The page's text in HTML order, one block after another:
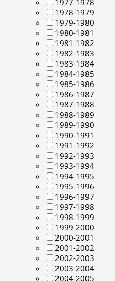
1977-1978
1978-1979
1979-1980
1980-1981
1981-1982
1982-1983
1983-1984
1984-1985
1985-1986
1986-1987
1987-1988
1988-1989
1989-1990
1990-1991
1991-1992
1992-1993
1993-1994
1994-1995
1995-1996
1996-1997
1997-1998
1998-1999
1999-2000
2000-2001
2001-2002
2002-2003
2003-2004
2004-2005